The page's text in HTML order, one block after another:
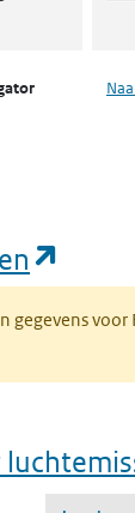
gegevens